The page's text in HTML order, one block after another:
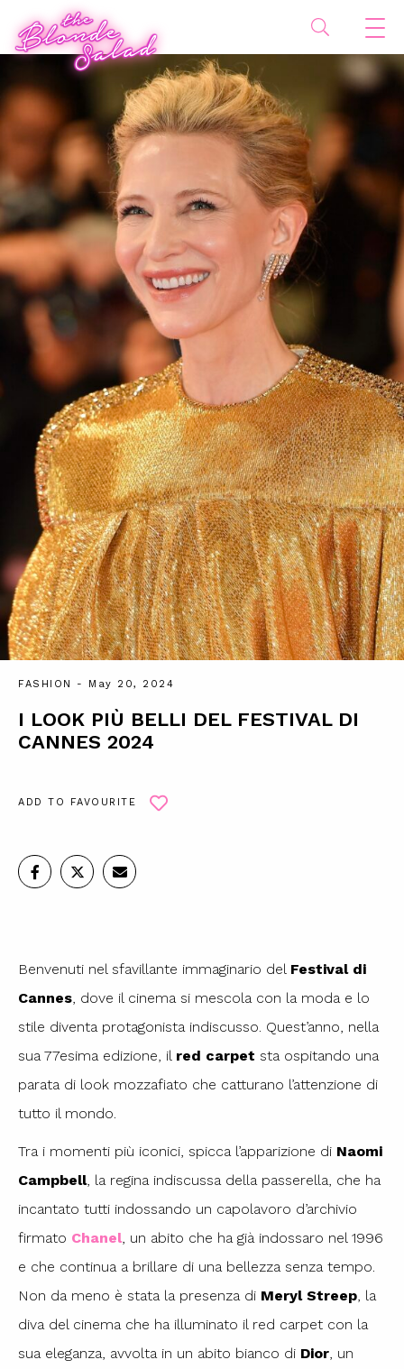
FASHION - May 20, 2024
I LOOK PIÙ BELLI DEL FESTIVAL DI
CANNES 2024
ADD TO FAVOURITE
Benvenuti nel sfavillante immaginario del Festival di
Cannes , dove il cinema si mescola con la moda e lo
stile diventa protagonista indiscusso. Quest’anno, nella
sua 77esima edizione, il red carpet sta ospitando una
parata di look mozzafiato che catturano l’attenzione di
tutto il mondo.
Tra i momenti più iconici, spicca l’apparizione di Naomi
Campbell, la regina indiscussa della passerella, che ha
incantato tutti indossando un capolavoro d’archivio
firmato Chanel, un abito che ha già indossaro nel 1996
e che continua a brillare di una bellezza senza tempo.
Non da meno è stata la presenza di Meryl Streep , la
diva del cinema che ha illuminato il red carpet con la
sua eleganza, avvolta in un abito bianco di Dior , un